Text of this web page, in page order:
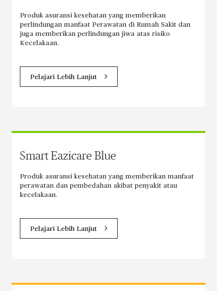
Produk asuransi kesehatan yang memberikan
perlindungan manfaat Perawatan di Rumah Sakit dan
juga memberikan perlindungan jiwa atas risiko
Kecelakaan.
Pelajari Lebih Lanjut
Smart Eazicare Blue
Produk asuransi kesehatan yang memberikan manfaat
perawatan dan pembedahan akibat penyakit atau
kecelakaan.
Pelajari Lebih Lanjut